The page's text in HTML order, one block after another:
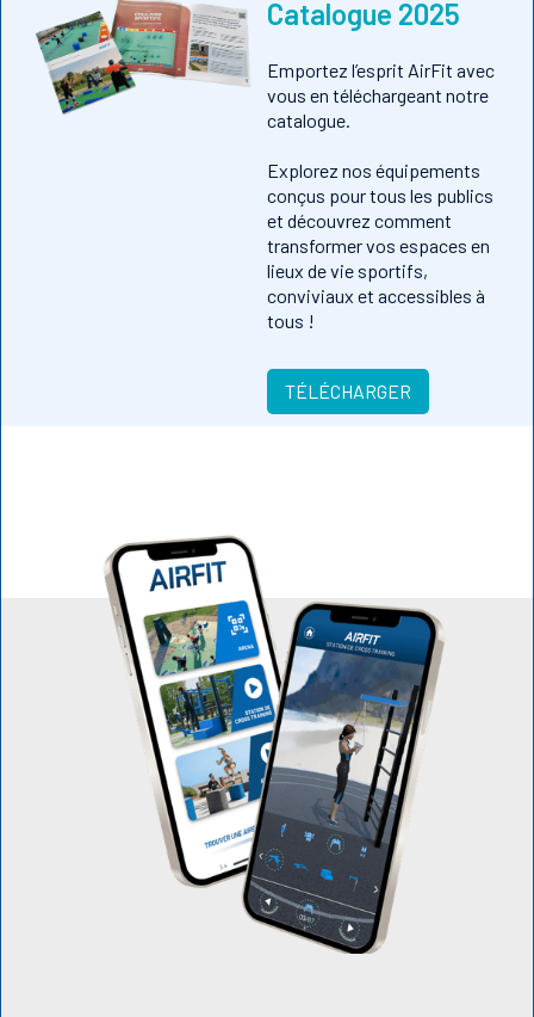
Catalogue 2025
Emportez l’esprit AirFit avec
vous en téléchargeant notre
catalogue.
Explorez nos équipements
conçus pour tous les publics
et découvrez comment
transformer vos espaces en
lieux de vie sportifs,
conviviaux et accessibles à
tous !
TÉLÉCHARGER